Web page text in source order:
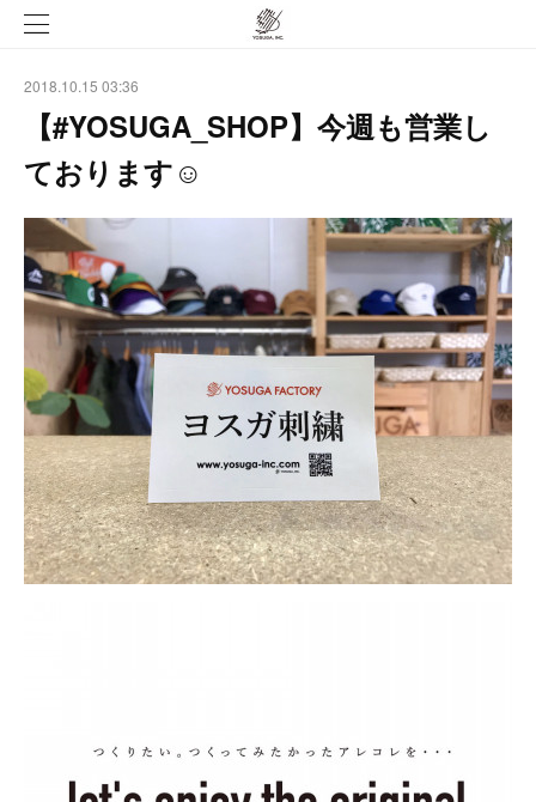
2018.10.15 03:36
【#YOSUGA_SHOP】今週も営業し
ております☺︎